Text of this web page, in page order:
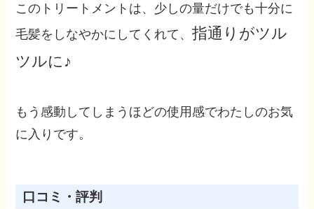
このトリートメントは、少しの量だけでも十分に
毛髪をしなやかにしてくれて、指通りがツル
ツルに♪
もう感動してしまうほどの使用感でわたしのお気
に入りです。
口コミ・評判